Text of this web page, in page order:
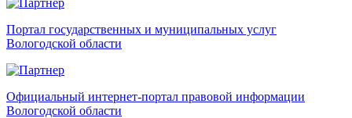
Портал государственных и муниципальных услуг
Вологодской области
Официальный интернет-портал правовой информации
Вологодской области